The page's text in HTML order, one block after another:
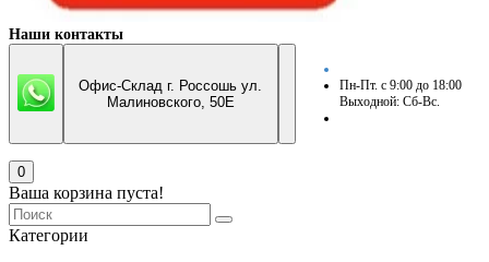
Наши контакты
Офис-Склад г. Россошь ул.
Малиновского, 50Е
Пн-Пт. с 9:00 до 18:00
Выходной: Сб-Вс.
0
Ваша корзина пуста!
Категории